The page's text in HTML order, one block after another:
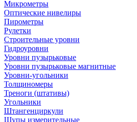
Микрометры
Оптические нивелиры
Пирометры
Рулетки
Строительные уровни
Гидроуровни
Уровни пузырьковые
Уровни пузырьковые магнитные
Уровни-угольники
Толщиномеры
Треноги (штативы)
Угольники
Штангенциркули
Щупы измерительные